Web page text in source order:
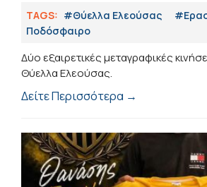
TAGS: #Θύελλα Ελεούσας
Ποδόσφαιρο
Δύο εξαιρετικές μεταγραφικές
Θύελλα Ελεούσας.
Δείτε Περισσότερα →